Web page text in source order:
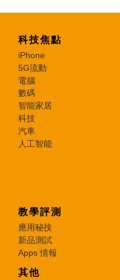
科技焦點
iPhone
5G流動
電腦
數碼
智能家居
科技
汽車
人工智能
教學評測
應用秘技
新品測試
Apps 情報
其他